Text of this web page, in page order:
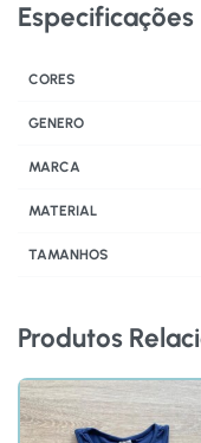
Especificações
CORES
GENERO
MARCA
MATERIAL
TAMANHOS
Produtos